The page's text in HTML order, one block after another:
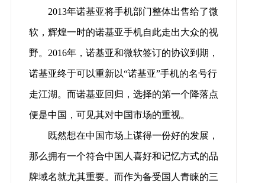
2013年诺基亚将手机部门整体出售给了微
软，辉煌一时的诺基亚手机自此走出大众的视
野。2016年，诺基亚和微软签订的协议到期，
诺基亚终于可以重新以“诺基亚”手机的名号行
走江湖。而诺基亚回归，选择的第一个降落点
便是中国，可见其对中国市场的重视。
既然想在中国市场上谋得一份好的发展，
那么拥有一个符合中国人喜好和记忆方式的品
牌域名就尤其重要。而作为备受国人青睐的三